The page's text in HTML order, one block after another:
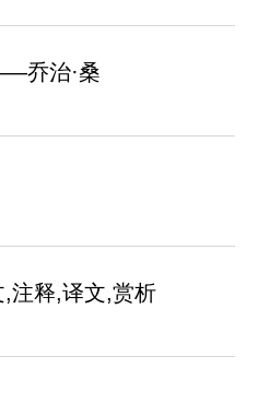
乔治·桑
注释,译文,赏析